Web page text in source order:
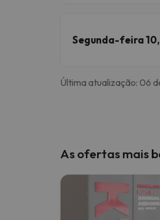
Segunda-feira
Última atualização: 06
As ofertas mais